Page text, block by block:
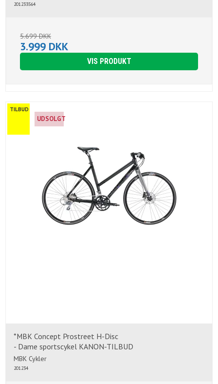
201233564
5.699 DKK
3.999 DKK
VIS PRODUKT
TILBUD
UDSOLGT
*MBK Concept Prostreet H-Disc
- Dame sportscykel KANON-TILBUD
MBK Cykler
201234